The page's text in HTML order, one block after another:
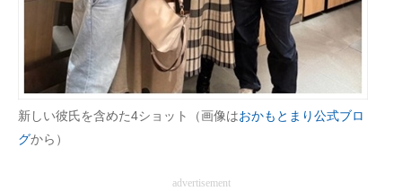
新しい彼氏を含めた4ショット（画像はおかもとまり公式ブロ
グから）
advertisement